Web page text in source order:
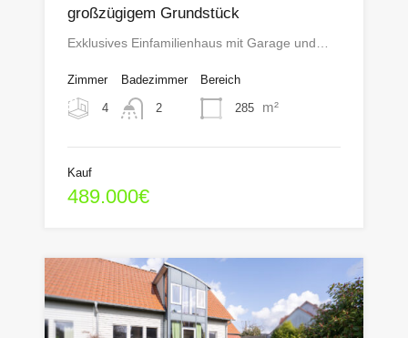
großzügigem Grundstück
Exklusives Einfamilienhaus mit Garage und…
Zimmer
4
Badezimmer
2
Bereich
285 m²
Kauf
489.000€